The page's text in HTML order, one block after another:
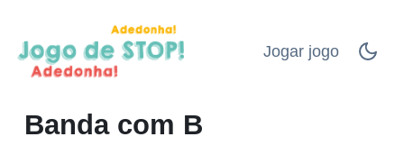
Jogar jogo
Banda com B